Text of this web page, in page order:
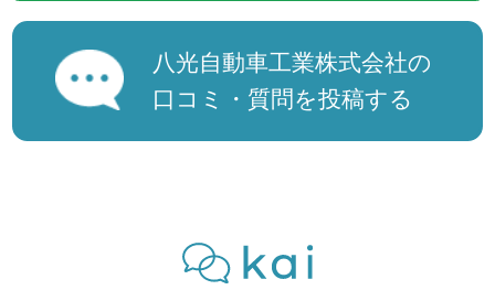
八光自動車工業株式会社の
口コミ・質問を投稿する